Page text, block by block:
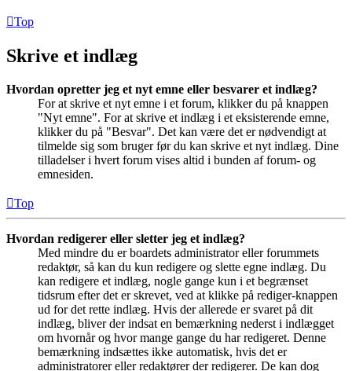
Top
Skrive et indlæg
Hvordan opretter jeg et nyt emne eller besvarer et indlæg?
For at skrive et nyt emne i et forum, klikker du på knappen
"Nyt emne". For at skrive et indlæg i et eksisterende emne,
klikker du på "Besvar". Det kan være det er nødvendigt at
tilmelde sig som bruger før du kan skrive et nyt indlæg. Dine
tilladelser i hvert forum vises altid i bunden af forum- og
emnesiden.
Top
Hvordan redigerer eller sletter jeg et indlæg?
Med mindre du er boardets administrator eller forummets
redaktør, så kan du kun redigere og slette egne indlæg. Du
kan redigere et indlæg, nogle gange kun i et begrænset
tidsrum efter det er skrevet, ved at klikke på rediger-knappen
ud for det rette indlæg. Hvis der allerede er svaret på dit
indlæg, bliver der indsat en bemærkning nederst i indlægget
om hvornår og hvor mange gange du har redigeret. Denne
bemærkning indsættes ikke automatisk, hvis det er
administratorer eller redaktører der redigerer. De kan dog